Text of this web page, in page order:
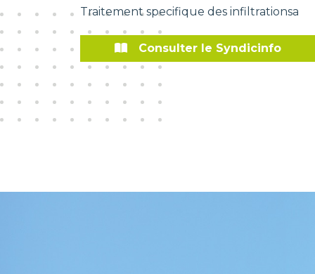
Traitement specifique des infiltrationsa
Consulter le Syndicinfo